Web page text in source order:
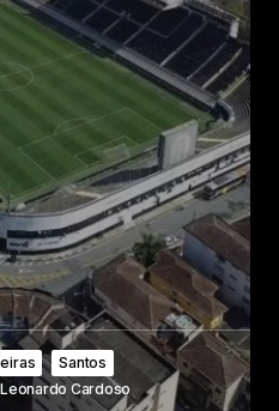
Santos
Leonardo Cardoso